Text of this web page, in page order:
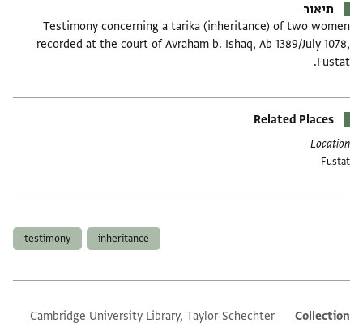
תיאור
Testimony concerning a tarika (inheritance) of two women
recorded at the court of Avraham b. Ishaq, Ab 1389/July 1078,
Fustat.
Related Places
Location
Fustat
inheritance
testimony
Additional metadata
Collection
Cambridge University Library, Taylor-Schechter